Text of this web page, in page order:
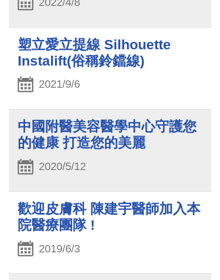
塑立愛立提線 Silhouette
Instalift(俗稱鈴鐺線)
2021/9/6
中國附醫美容醫學中心守護您
的健康 打造您的美麗
2020/5/12
歡迎皮膚科 陳建宇醫師加入本
院醫療團隊 !
2019/6/3